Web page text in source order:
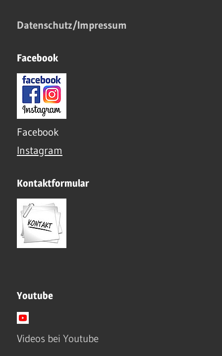
Datenschutz/Impressum
Facebook
Facebook
Instagram
Kontaktformular
Youtube
Videos bei Youtube